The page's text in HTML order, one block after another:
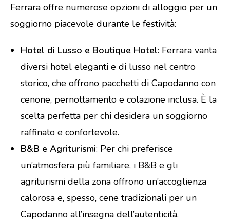
Ferrara offre numerose opzioni di alloggio per un
soggiorno piacevole durante le festività:
Hotel di Lusso e Boutique Hotel: Ferrara vanta
diversi hotel eleganti e di lusso nel centro
storico, che offrono pacchetti di Capodanno con
cenone, pernottamento e colazione inclusa. È la
scelta perfetta per chi desidera un soggiorno
raffinato e confortevole.
B&B e Agriturismi: Per chi preferisce
un’atmosfera più familiare, i B&B e gli
agriturismi della zona offrono un’accoglienza
calorosa e, spesso, cene tradizionali per un
Capodanno all’insegna dell’autenticità.